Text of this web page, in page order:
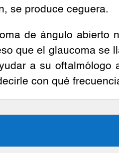
se produce ceguera.
de ángulo abierto
que el glaucoma se
a su
con qué